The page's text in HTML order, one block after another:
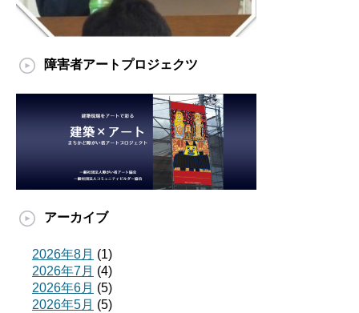
障害者アートプロジェクツ
アーカイブ
2026年8月 (1)
2026年7月 (4)
2026年6月 (5)
2026年5月 (5)